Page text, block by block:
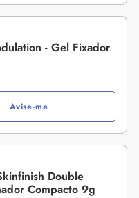
- Gel Fixador
Avise-me
Double
Compacto 9g